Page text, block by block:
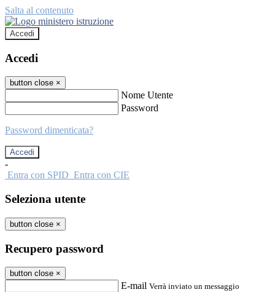
Salta al contenuto
Accedi
Accedi
button close ×
Nome Utente
Password
Password dimenticata?
-
Entra con SPID Entra con CIE
Seleziona utente
button close ×
Recupero password
button close ×
E-mail Verrà inviato un messaggio